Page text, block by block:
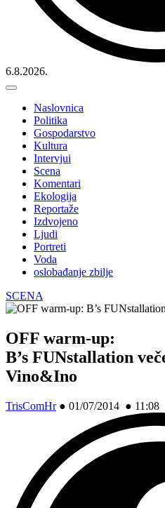
6.8.2026.
Naslovnica
Politika
Gospodarstvo
Kultura
Intervjui
Scena
Komentari
Ekologija
Reportaže
Izdvojeno
Ljudi
Portreti
Voda
oslobađanje zbilje
SCENA
OFF warm-up:
B’s FUNstallation
Vino&Ino
TrisComHr● 01/07/2014 ● 11:08